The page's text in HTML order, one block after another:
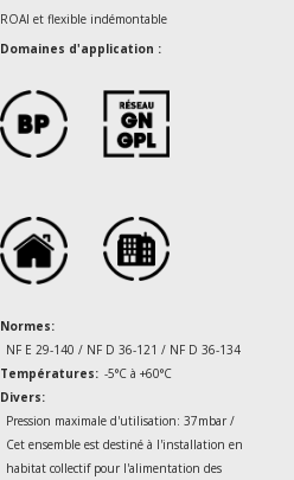
ROAI et flexible indémontable
Domaines d'application :
Normes:
NF E 29-140 / NF D 36-121 / NF D 36-134
Températures: -5°C à +60°C
Divers:
Pression maximale d'utilisation: 37mbar /
Cet ensemble est destiné à l'installation en
habitat collectif pour l'alimentation des